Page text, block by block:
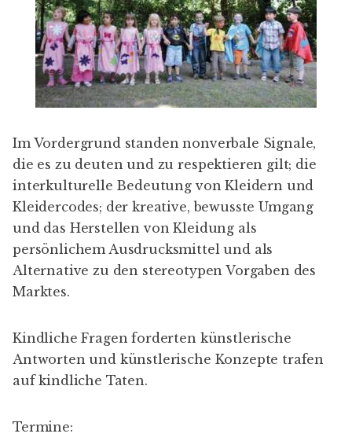
Im Vordergrund standen nonverbale Signale,
die es zu deuten und zu respektieren gilt; die
interkulturelle Bedeutung von Kleidern und
Kleidercodes; der kreative, bewusste Umgang
und das Herstellen von Kleidung als
persönlichem Ausdrucksmittel und als
Alternative zu den stereotypen Vorgaben des
Marktes.
Kindliche Fragen forderten künstlerische
Antworten und künstlerische Konzepte trafen
auf kindliche Taten.
Termine: